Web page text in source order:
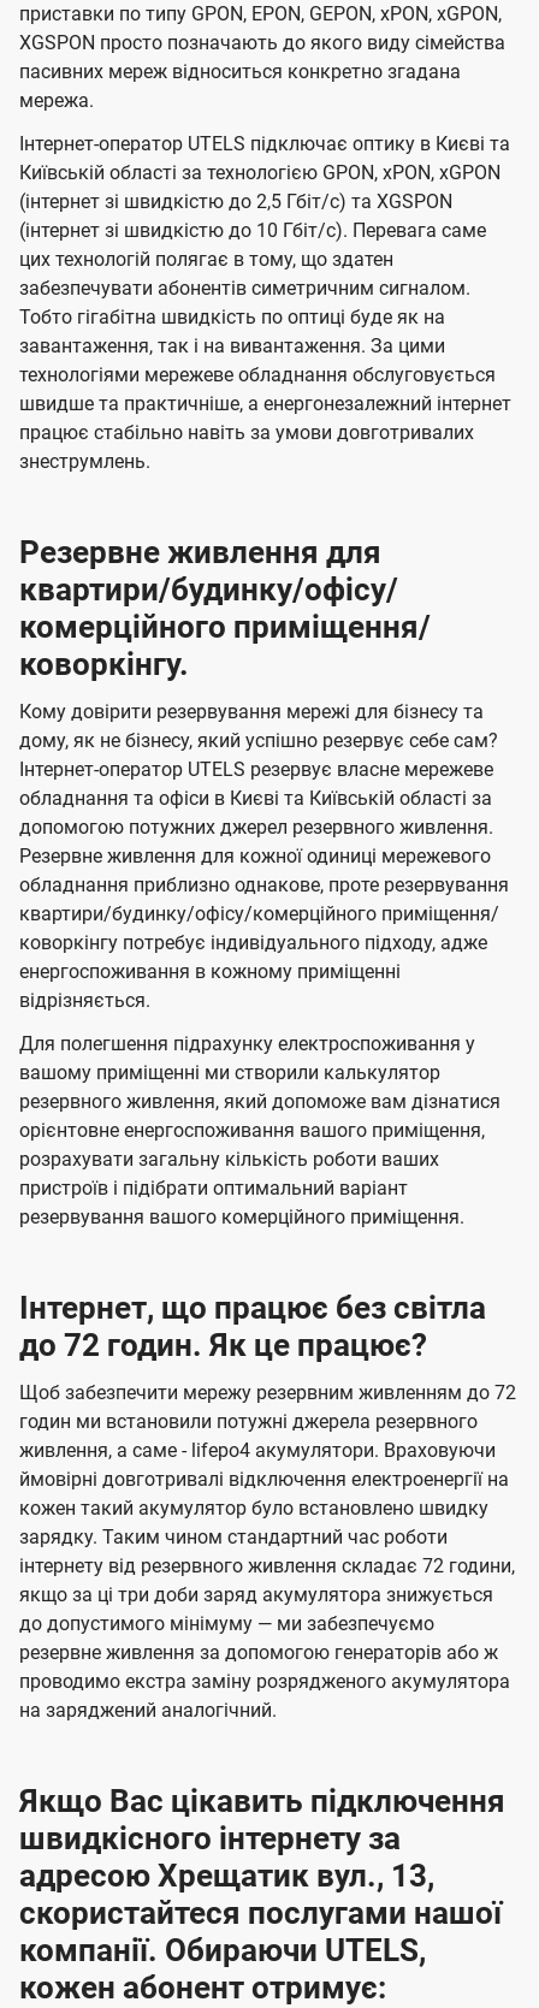
приставки по типу GPON, EPON, GEPON, xPON, xGPON,
XGSPON просто позначають до якого виду сімейства
пасивних мереж відноситься конкретно згадана
мережа.
Інтернет-оператор UTELS підключає оптику в Києві та
Київській області за технологією GPON, xPON, xGPON
(інтернет зі швидкістю до 2,5 Гбіт/с) та XGSPON
(інтернет зі швидкістю до 10 Гбіт/с). Перевага саме
цих технологій полягає в тому, що здатен
забезпечувати абонентів симетричним сигналом.
Тобто гігабітна швидкість по оптиці буде як на
завантаження, так і на вивантаження. За цими
технологіями мережеве обладнання обслуговується
швидше та практичніше, а енергонезалежний інтернет
працює стабільно навіть за умови довготривалих
знеструмлень.
Резервне живлення для
квартири/будинку/офісу/
комерційного приміщення/
коворкінгу.
Кому довірити резервування мережі для бізнесу та
дому, як не бізнесу, який успішно резервує себе сам?
Інтернет-оператор UTELS резервує власне мережеве
обладнання та офіси в Києві та Київській області за
допомогою потужних джерел резервного живлення.
Резервне живлення для кожної одиниці мережевого
обладнання приблизно однакове, проте резервування
квартири/будинку/офісу/комерційного приміщення/
коворкінгу потребує індивідуального підходу, адже
енергоспоживання в кожному приміщенні
відрізняється.
Для полегшення підрахунку електроспоживання у
вашому приміщенні ми створили калькулятор
резервного живлення, який допоможе вам дізнатися
орієнтовне енергоспоживання вашого приміщення,
розрахувати загальну кількість роботи ваших
пристроїв і підібрати оптимальний варіант
резервування вашого комерційного приміщення.
Інтернет, що працює без світла
до 72 годин. Як це працює?
Щоб забезпечити мережу резервним живленням до 72
годин ми встановили потужні джерела резервного
живлення, а саме - lifepo4 акумулятори. Враховуючи
ймовірні довготривалі відключення електроенергії на
кожен такий акумулятор було встановлено швидку
зарядку. Таким чином стандартний час роботи
інтернету від резервного живлення складає 72 години,
якщо за ці три доби заряд акумулятора знижується
до допустимого мінімуму — ми забезпечуємо
резервне живлення за допомогою генераторів або ж
проводимо екстра заміну розрядженого акумулятора
на заряджений аналогічний.
Якщо Вас цікавить підключення
швидкісного інтернету за
адресою Хрещатик вул., 13,
скористайтеся послугами нашої
компанії. Обираючи UTELS,
кожен абонент отримує: